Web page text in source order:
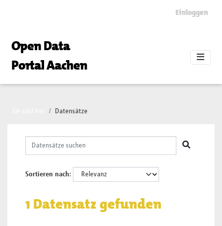
Einloggen
Open Data
Portal Aachen
Datensätze
Sortieren nach
1 Datensatz gefunden